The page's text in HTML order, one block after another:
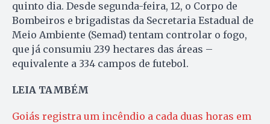
quinto dia. Desde segunda-feira, 12, o Corpo de
Bombeiros e brigadistas da Secretaria Estadual de
Meio Ambiente (Semad) tentam controlar o fogo,
que já consumiu 239 hectares das áreas –
equivalente a 334 campos de futebol.
LEIA TAMBÉM
Goiás registra um incêndio a cada duas horas em